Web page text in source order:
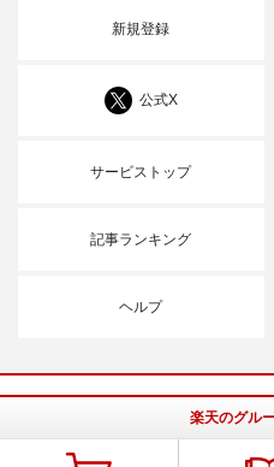
新規登録
公式X
サービストップ
記事ランキング
ヘルプ
楽天のグル